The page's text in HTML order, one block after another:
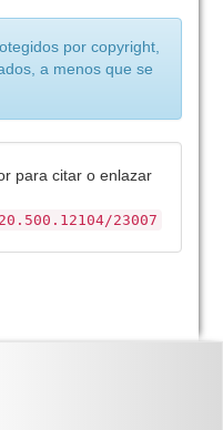
por copyright,
a menos que se
para citar o enlazar
23007